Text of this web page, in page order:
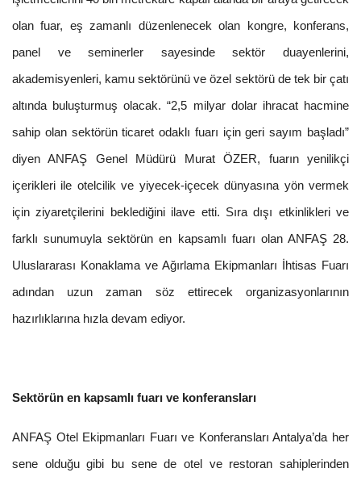
olan fuar, eş zamanlı düzenlenecek olan kongre, konferans,
panel ve seminerler sayesinde sektör duayenlerini,
akademisyenleri, kamu sektörünü ve özel sektörü de tek bir çatı
altında buluşturmuş olacak. “2,5 milyar dolar ihracat hacmine
sahip olan sektörün ticaret odaklı fuarı için geri sayım başladı”
diyen ANFAŞ Genel Müdürü Murat ÖZER, fuarın yenilikçi
içerikleri ile otelcilik ve yiyecek-içecek dünyasına yön vermek
için ziyaretçilerini beklediğini ilave etti. Sıra dışı etkinlikleri ve
farklı sunumuyla sektörün en kapsamlı fuarı olan ANFAŞ 28.
Uluslararası Konaklama ve Ağırlama Ekipmanları İhtisas Fuarı
adından uzun zaman söz ettirecek organizasyonlarının
hazırlıklarına hızla devam ediyor.
Sektörün en kapsamlı fuarı ve konferansları
ANFAŞ Otel Ekipmanları Fuarı ve Konferansları Antalya’da her
sene olduğu gibi bu sene de otel ve restoran sahiplerinden